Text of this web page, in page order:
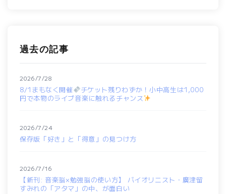
過去の記事
8/1まもなく開催
チケット残りわずか！小中高生は1,000
円で本物のライブ音楽に触れるチャンス
2026/7/28
保存版「好き」と「得意」の見つけ方
2026/7/24
【新刊: 音楽脳×勉強脳の使い方】 バイオリニスト・廣津留
すみれの「アタマ」の中、が面白い
2026/7/16